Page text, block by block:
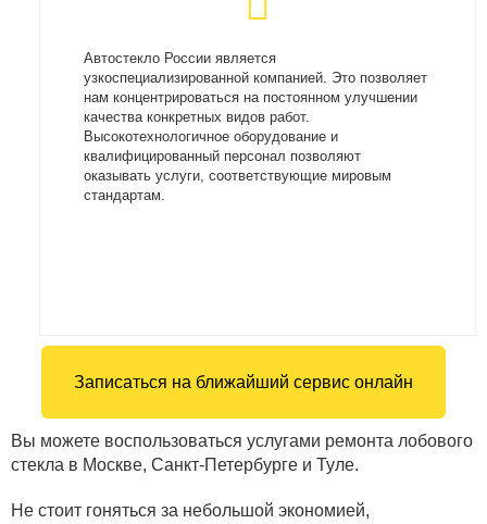
Автостекло России является
узкоспециализированной компанией. Это позволяет
нам концентрироваться на постоянном улучшении
качества конкретных видов работ.
Высокотехнологичное оборудование и
квалифицированный персонал позволяют
оказывать услуги, соответствующие мировым
стандартам.
Записаться на ближайший сервис онлайн
Вы можете воспользоваться услугами ремонта лобового
стекла в Москве, Санкт-Петербурге и Туле.
Не стоит гоняться за небольшой экономией,